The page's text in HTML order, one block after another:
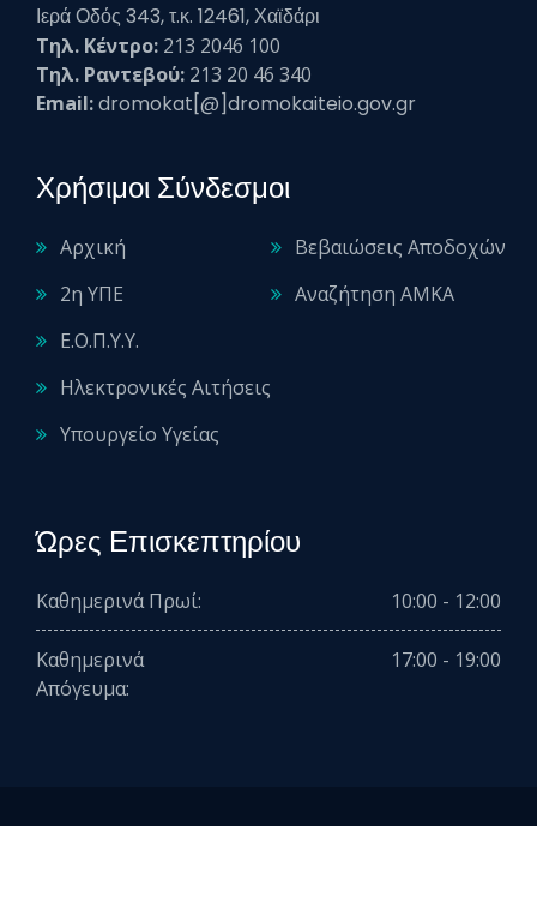
Ιερά Οδός 343, τ.κ. 12461, Χαϊδάρι
Τηλ. Κέντρο: 213 2046 100
Τηλ. Ραντεβού: 213 20 46 340
Email:dromokat[@]dromokaiteio.gov.gr
Χρήσιμοι Σύνδεσμοι
Αρχική
2η ΥΠΕ
Ε.Ο.Π.Υ.Υ.
Ηλεκτρονικές Αιτήσεις
Υπουργείο Υγείας
Βεβαιώσεις Αποδοχών
Αναζήτηση ΑΜΚΑ
Ώρες Επισκεπτηρίου
Καθημερινά Πρωί: 10:00 - 12:00
Καθημερινά
Απόγευμα:
17:00 - 19:00